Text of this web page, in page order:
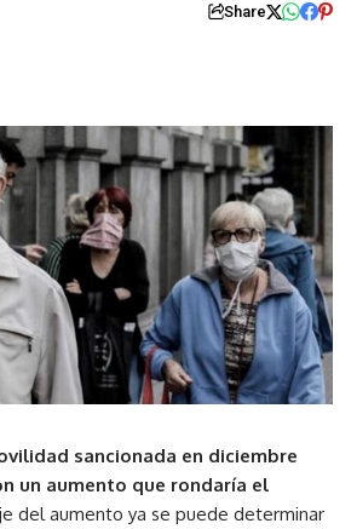
Share
sancionada en diciembre
un aumento que rondaría el
del aumento ya se puede determinar